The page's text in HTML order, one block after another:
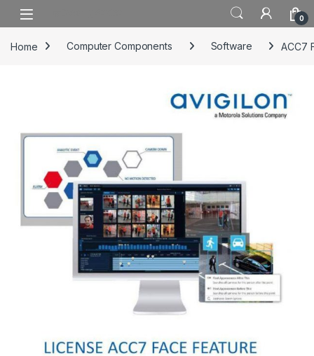
Skip to navigation
Skip to content
0
Home Computer Components Software ACC7